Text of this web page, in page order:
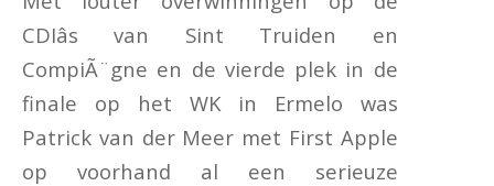
CDIâs van Sint Truiden en
CompiÃ¨gne en de vierde plek in de
finale op het WK in Ermelo was
Patrick van der Meer met First Apple
op voorhand al een serieuze